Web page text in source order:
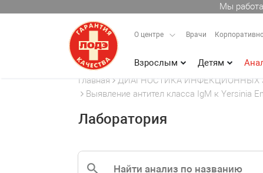
Мы
О центре Врачи
Взрослым Детям
Главная ДИАГНОСТИКА ИНФЕКЦИОННЫХ
Выявление антител класса IgM к Yersinia
Лаборатория